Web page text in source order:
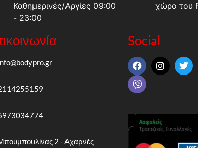
Καθημερινές/Αργίες 09:00
- 23:00
χώρο του
2 - Αχαρνές
Social